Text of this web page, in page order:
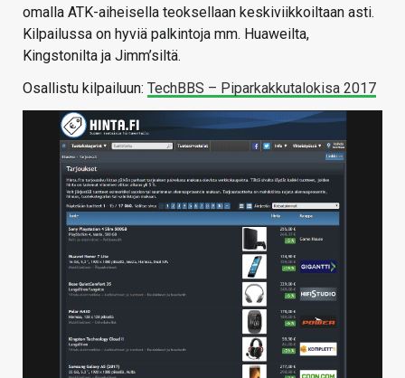
omalla ATK-aiheisella teoksellaan keskiviikkoiltaan asti.
Kilpailussa on hyviä palkintoja mm. Huaweilta,
Kingstonilta ja Jimm’siltä.
Osallistu kilpailuun: TechBBS – Piparkakkutalokisa 2017